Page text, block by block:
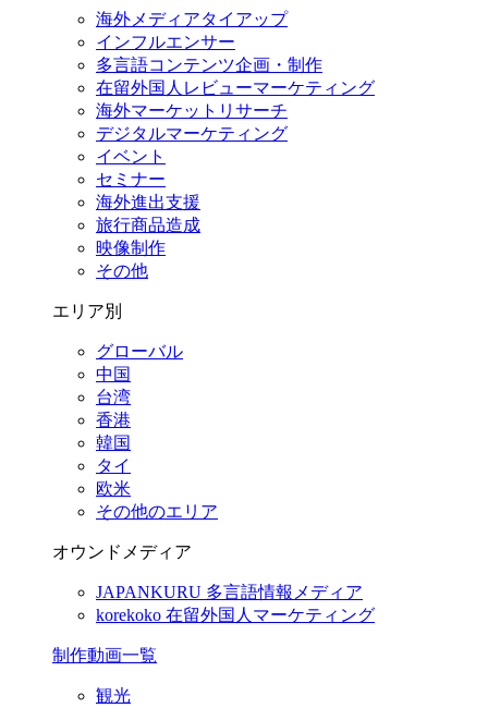
海外メディアタイアップ
インフルエンサー
多言語コンテンツ企画・制作
在留外国⼈レビューマーケティング
海外マーケットリサーチ
デジタルマーケティング
イベント
セミナー
海外進出支援
旅行商品造成
映像制作
その他
エリア別
グローバル
中国
台湾
香港
韓国
タイ
欧米
その他のエリア
オウンドメディア
JAPANKURU 多言語情報メディア
korekoko 在留外国人マーケティング
制作動画一覧
観光